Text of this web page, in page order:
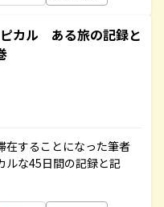
カル ある旅の記録と
在することになった筆者
ルな45日間の記録と記